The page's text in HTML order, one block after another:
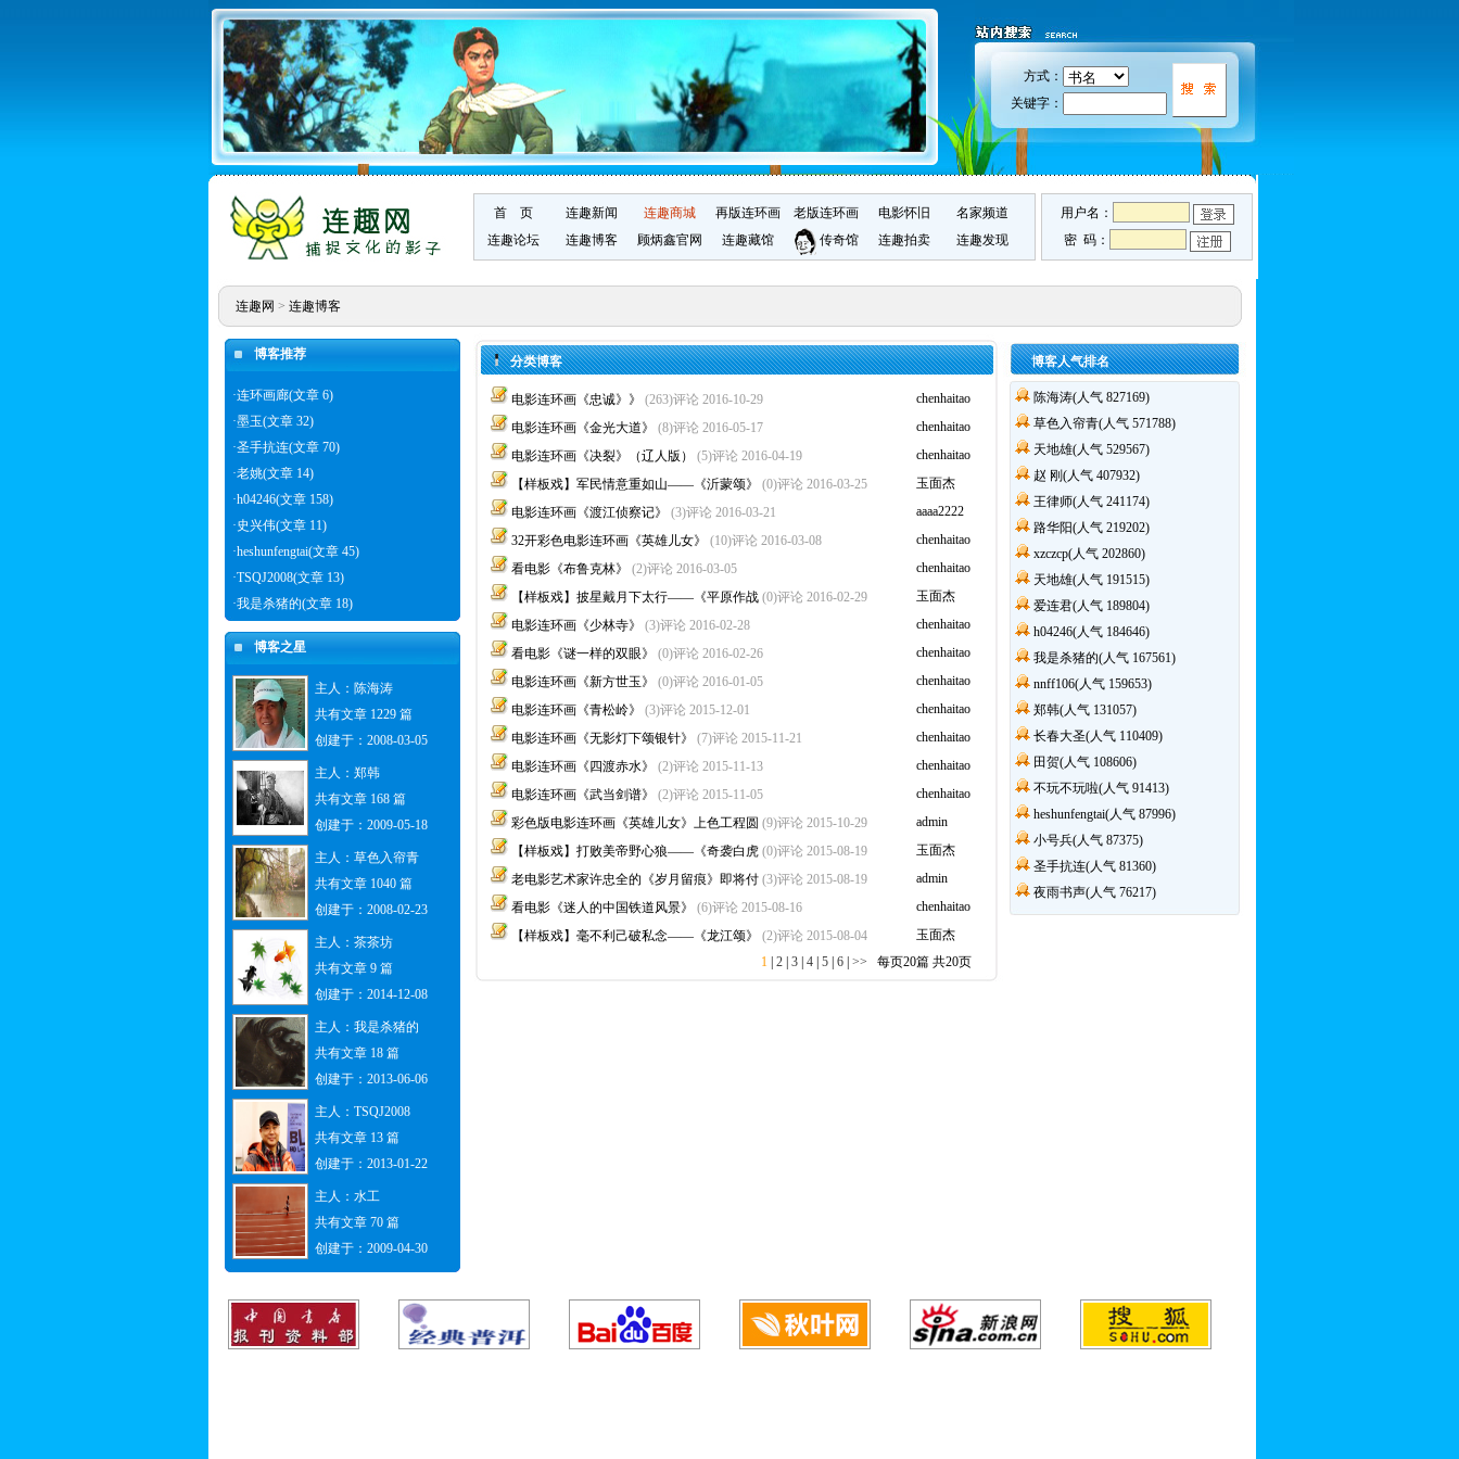
方式：
关键字：
首 页 连趣新闻 连趣商城 再版连环画 老版连环画 电影怀旧
名家频道
连趣论坛
连趣博客 顾炳鑫官网 连趣藏馆 传奇馆 连趣拍卖 连趣发现
用户名：
密 码：
连趣网 > 连趣博客
博客推荐
·连环画廊(文章 6)
·墨玉(文章 32)
·圣手抗连(文章 70)
·老姚(文章 14)
·h04246(文章 158)
·史兴伟(文章 11)
·heshunfengtai(文章 45)
·TSQJ2008(文章 13)
·我是杀猪的(文章 18)
博客之星
主人： 陈海涛
共有文章 1229 篇
创建于：2008-03-05
主人： 郑韩
共有文章 168 篇
创建于：2009-05-18
主人： 草色入帘青
共有文章 1040 篇
创建于：2008-02-23
主人： 茶茶坊
共有文章 9 篇
创建于：2014-12-08
主人： 我是杀猪的
共有文章 18 篇
创建于：2013-06-06
主人： TSQJ2008
共有文章 13 篇
创建于：2013-01-22
主人： 水工
共有文章 70 篇
创建于：2009-04-30
分类博客
电影连环画《忠诚》》 (263)评论 2016-10-29
chenhaitao
电影连环画《金光大道》
(8)评论 2016-05-17
chenhaitao
电影连环画《决裂》（辽人版）
(5)评论 2016-04-19
chenhaitao
【样板戏】军民情意重如山——《沂蒙颂》
(0)评论 2016-03-25
玉面杰
电影连环画《渡江侦察记》
(3)评论 2016-03-21
aaaa2222
32开彩色电影连环画《英雄儿女》
(10)评论 2016-03-08
chenhaitao
看电影《布鲁克林》
(2)评论 2016-03-05
chenhaitao
【样板戏】披星戴月下太行——《平原作战 (0)评论 2016-02-29
玉面杰
电影连环画《少林寺》
(3)评论 2016-02-28
chenhaitao
看电影《谜一样的双眼》
(0)评论 2016-02-26
chenhaitao
电影连环画《新方世玉》
(0)评论 2016-01-05
chenhaitao
电影连环画《青松岭》
(3)评论 2015-12-01
chenhaitao
电影连环画《无影灯下颂银针》
(7)评论 2015-11-21
chenhaitao
电影连环画《四渡赤水》
(2)评论 2015-11-13
chenhaitao
电影连环画《武当剑谱》
(2)评论 2015-11-05
chenhaitao
彩色版电影连环画《英雄儿女》上色工程圆 (9)评论 2015-10-29
admin
【样板戏】打败美帝野心狼——《奇袭白虎 (0)评论 2015-08-19
玉面杰
老电影艺术家许忠全的《岁月留痕》即将付 (3)评论 2015-08-19
admin
看电影《迷人的中国铁道风景》
(6)评论 2015-08-16
chenhaitao
【样板戏】毫不利己破私念——《龙江颂》
(2)评论 2015-08-04
玉面杰
1 2 3 4 5 6 >> 每页20篇 共20页
博客人气排名
陈海涛(人气 827169)
草色入帘青(人气 571788)
天地雄(人气 529567)
赵 刚(人气 407932)
王律师(人气 241174)
路华阳(人气 219202)
xzczcp(人气 202860)
天地雄(人气 191515)
爱连君(人气 189804)
h04246(人气 184646)
我是杀猪的(人气 167561)
nnff106(人气 159653)
郑韩(人气 131057)
长春大圣(人气 110409)
田贺(人气 108606)
不玩不玩啦(人气 91413)
heshunfengtai(人气 87996)
小号兵(人气 87375)
圣手抗连(人气 81360)
夜雨书声(人气 76217)